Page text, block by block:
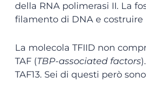
della RNA polimerasi II. La
filamento di DNA e costruire
La molecola TFIID non
TAF (TBP-associated factors
TAF13. Sei di questi però